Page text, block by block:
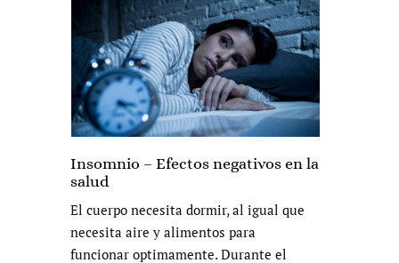
Insomnio – Efectos negativos en la
salud
El cuerpo necesita dormir, al igual que
necesita aire y alimentos para
funcionar optimamente. Durante el